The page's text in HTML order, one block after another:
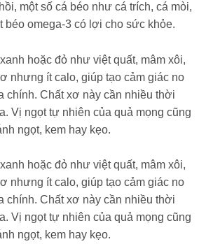
một số cá béo như cá trích, cá mòi,
béo omega-3 có lợi cho sức khỏe.
hoặc đỏ như việt quất, mâm xôi,
nhưng ít calo, giúp tạo cảm giác no
chính. Chất xơ này cần nhiều thời
Vị ngọt tự nhiên của quả mọng cũng
ngọt, kem hay kẹo.
hoặc đỏ như việt quất, mâm xôi,
nhưng ít calo, giúp tạo cảm giác no
chính. Chất xơ này cần nhiều thời
Vị ngọt tự nhiên của quả mọng cũng
ngọt, kem hay kẹo.